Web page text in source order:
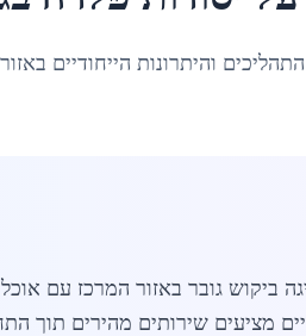
והיתרונות הייחודיים
מקומיים מציעים שירותים מהירים